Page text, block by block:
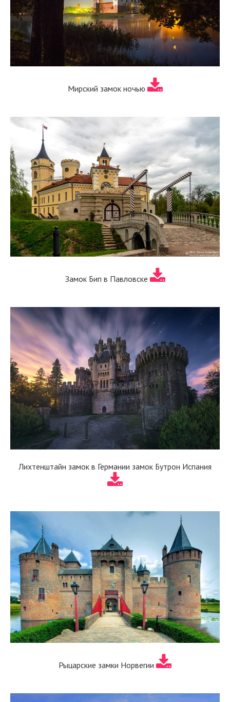
Мирский замок ночью
Замок Бип в Павловске
Лихтенштайн замок в Германии замок Бутрон Испания
Рыцарские замки Норвегии